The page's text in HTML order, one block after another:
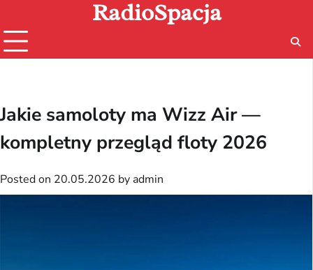
content
RadioSpacja
Jakie samoloty ma Wizz Air —
kompletny przegląd floty 2026
Posted on 20.05.2026 by admin